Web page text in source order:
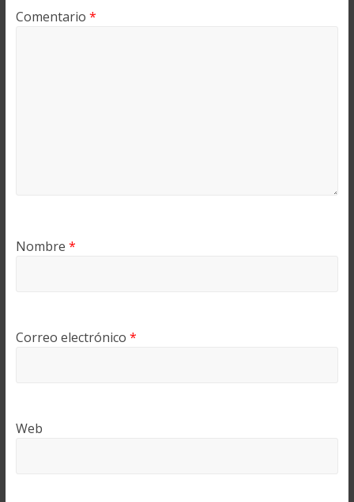
Comentario *
Nombre *
Correo electrónico *
Web